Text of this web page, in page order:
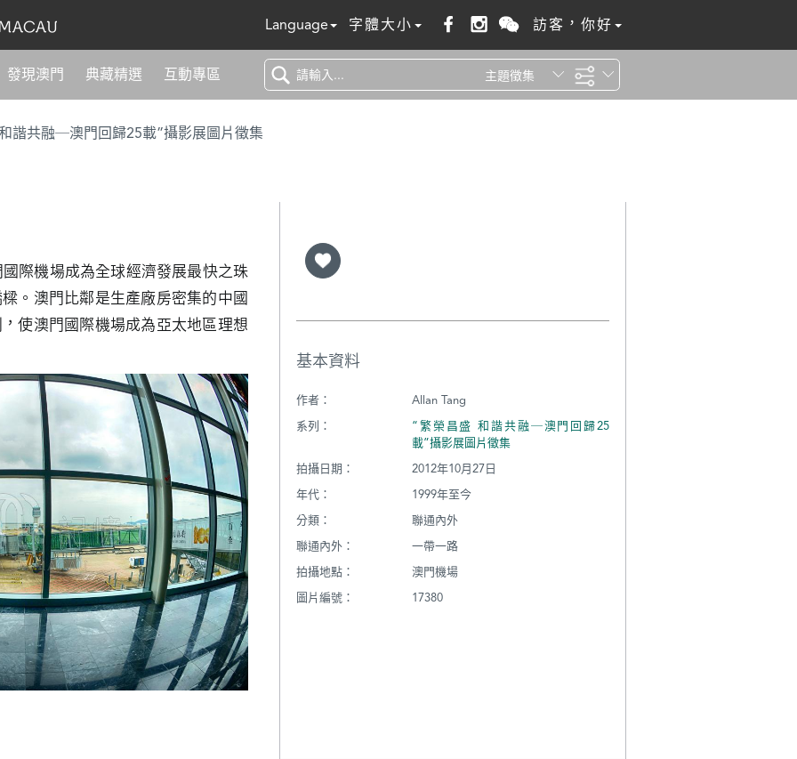
Language 字體大小 訪客，你好
發現澳門 典藏精選 互動專區 主題徵集
諧共融─澳門回歸25載”攝影展圖片徵集
際機場成為全球經濟發展最快之珠
。澳門比鄰是生產廠房密集的中國
使澳門國際機場成為亞太地區理想
基本資料
作者：
Allan Tang
系列：
“繁榮昌盛 和諧共融─澳門回歸25
載”攝影展圖片徵集
拍攝日期：
2012年10月27日
年代：
1999年至今
分類：
聯通內外
聯通內外：
一帶一路
拍攝地點：
澳門機場
圖片編號：
17380